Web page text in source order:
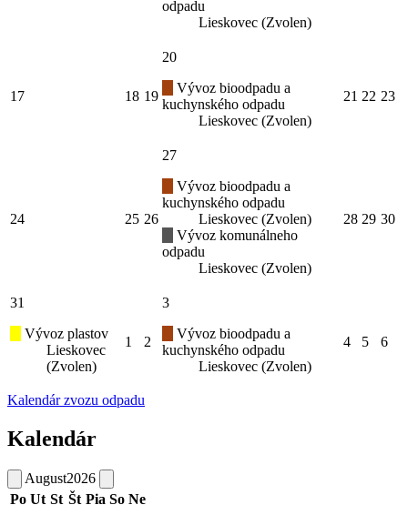
odpadu
Lieskovec (Zvolen)
17 18 19
20
Vývoz bioodpadu a
kuchynského odpadu
Lieskovec (Zvolen)
21 22 23
24 25 26
27
Vývoz bioodpadu a
kuchynského odpadu
Lieskovec (Zvolen)
Vývoz komunálneho
odpadu
Lieskovec (Zvolen)
28 29 30
31
Vývoz plastov
Lieskovec
(Zvolen)
1 2
3
Vývoz bioodpadu a
kuchynského odpadu
Lieskovec (Zvolen)
4 5 6
Kalendár zvozu odpadu
Kalendár
August2026
Po Ut St Št Pia So Ne